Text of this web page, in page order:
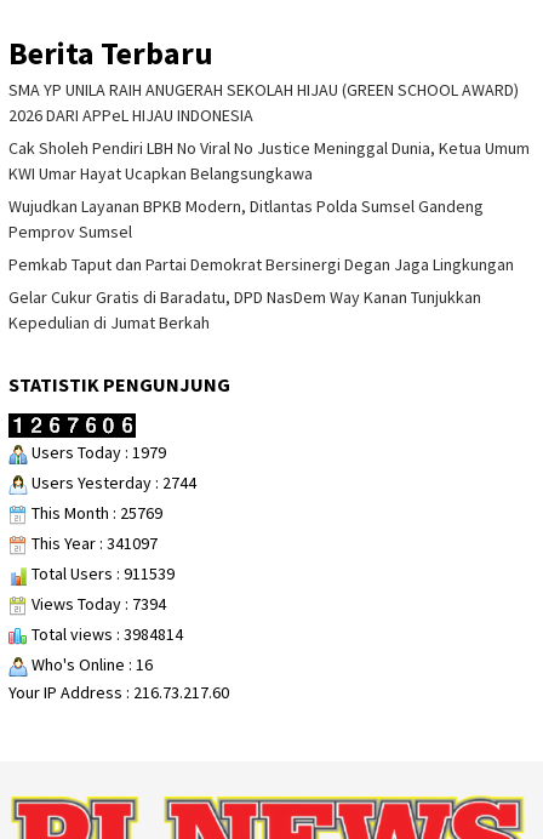
Berita Terbaru
SMA YP UNILA RAIH ANUGERAH SEKOLAH HIJAU (GREEN SCHOOL AWARD)
2026 DARI APPeL HIJAU INDONESIA
Cak Sholeh Pendiri LBH No Viral No Justice Meninggal Dunia, Ketua Umum
KWI Umar Hayat Ucapkan Belangsungkawa
Wujudkan Layanan BPKB Modern, Ditlantas Polda Sumsel Gandeng
Pemprov Sumsel
Pemkab Taput dan Partai Demokrat Bersinergi Degan Jaga Lingkungan
Gelar Cukur Gratis di Baradatu, DPD NasDem Way Kanan Tunjukkan
Kepedulian di Jumat Berkah
STATISTIK PENGUNJUNG
Users Today : 1979
Users Yesterday : 2744
This Month : 25769
This Year : 341097
Total Users : 911539
Views Today : 7394
Total views : 3984814
Who's Online : 16
Your IP Address : 216.73.217.60